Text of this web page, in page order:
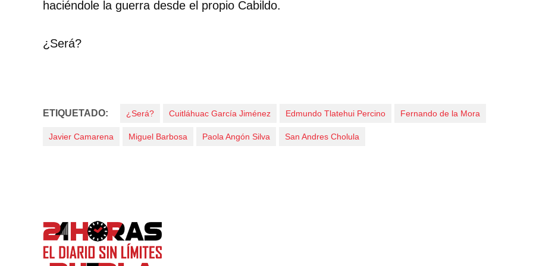
haciéndole la guerra desde el propio Cabildo.
¿Será?
ETIQUETADO: ¿Será? Cuitláhuac García Jiménez Edmundo Tlatehui Percino Fernando de la Mora
Javier Camarena Miguel Barbosa Paola Angón Silva San Andres Cholula